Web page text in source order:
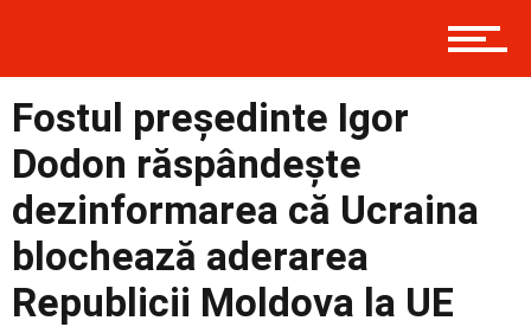
Prima
Fostul președinte Igor
Dodon răspândește
dezinformarea că Ucraina
blochează aderarea
Republicii Moldova la UE